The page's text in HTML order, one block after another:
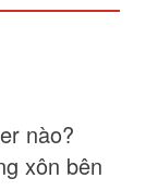
nào?
xôn bên